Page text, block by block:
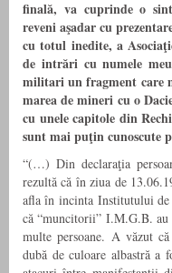
finală, va cuprinde o
reveni aşadar cu
cu totul inedite, a
de intrări cu numele
militari un fragment care
marea de mineri cu o
cu unele capitole din
sunt mai puţin cunoscute
“(…) Din declaraţia
rezultă că în ziua de
afla în incinta Institutului
că “muncitorii” I.M.G.B.
multe persoane. A văzut
dubă de culoare albastră a